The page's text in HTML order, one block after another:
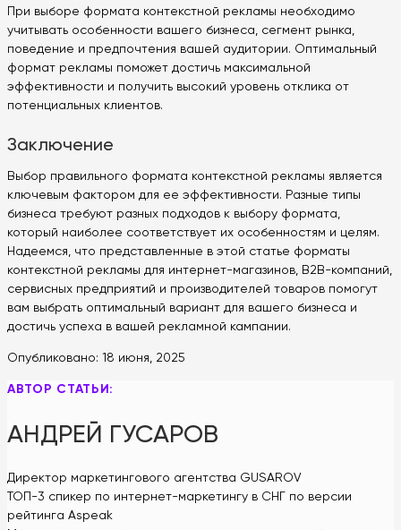
При выборе формата контекстной рекламы необходимо
учитывать особенности вашего бизнеса, сегмент рынка,
поведение и предпочтения вашей аудитории. Оптимальный
формат рекламы поможет достичь максимальной
эффективности и получить высокий уровень отклика от
потенциальных клиентов.
Заключение
Выбор правильного формата контекстной рекламы является
ключевым фактором для ее эффективности. Разные типы
бизнеса требуют разных подходов к выбору формата,
который наиболее соответствует их особенностям и целям.
Надеемся, что представленные в этой статье форматы
контекстной рекламы для интернет-магазинов, B2B-компаний,
сервисных предприятий и производителей товаров помогут
вам выбрать оптимальный вариант для вашего бизнеса и
достичь успеха в вашей рекламной кампании.
Опубликовано: 18 июня, 2025
АВТОР СТАТЬИ:
АНДРЕЙ ГУСАРОВ
Директор маркетингового агентства GUSAROV
ТОП-3 спикер по интернет-маркетингу в СНГ по версии
рейтинга Aspeak